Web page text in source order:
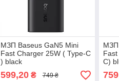
МЗП Baseus GaN5 Mini
Fast Charger 25W ( Type-C
) black
599,20₴ 749 ₴
МЗП
C)